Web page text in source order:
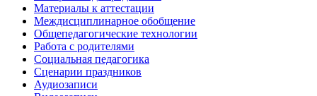
Материалы к аттестации
Междисциплинарное обобщение
Общепедагогические технологии
Работа с родителями
Социальная педагогика
Сценарии праздников
Аудиозаписи